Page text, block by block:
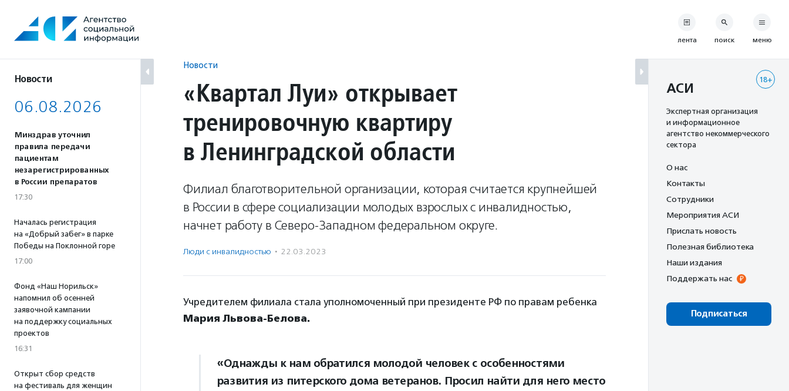
содержанию
Новости
06.08.2026
Минздрав уточнил
правила передачи
пациентам
незарегистрированных
в России препаратов
17:30
Началась регистрация
на «Добрый забег» в парке
Победы на Поклонной горе
17:00
Фонд «Наш Норильск»
напомнил об осенней
заявочной кампании
на поддержку социальных
проектов
16:31
Открыт сбор средств
на фестиваль для женщин
Новости
«Квартал Луи» открывает
тренировочную квартиру
в Ленинградской области
Филиал благотворительной организации, которая считается крупнейшей
в России в сфере социализации молодых взрослых с инвалидностью,
начнет работу в Северо-Западном федеральном округе.
Люди с инвалидностью · 22.03.2023
Учредителем филиала стала уполномоченный при президенте РФ по правам ребенка
Мария Львова-Белова.
«Однажды к нам обратился молодой человек с особенностями
развития из питерского дома ветеранов. Просил найти для него место
лента поиск меню
18+
АСИ
Экспертная организация
и информационное
агентство некоммерческого
сектора
О нас
Контакты
Сотрудники
Мероприятия АСИ
Прислать новость
Полезная библиотека
Наши издания
Поддержать нас
Подписаться